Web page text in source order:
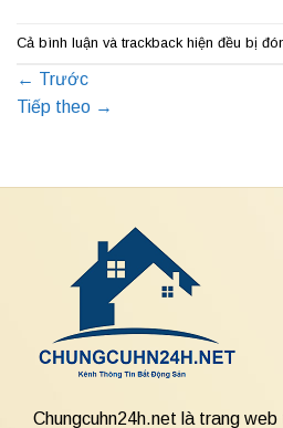
Cả bình luận và trackback hiện đều bị
← Trước
Tiếp theo →
Chungcuhn24h.net là trang